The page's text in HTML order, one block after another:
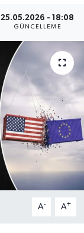
25.05.2026 - 18:08
GÜNCELLEME
A- A+